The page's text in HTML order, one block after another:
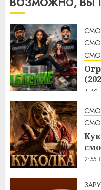
ВОЗМОЖНО, ВЫ
4:49
2:55